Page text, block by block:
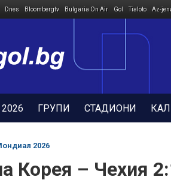
Dnes Bloombergtv Bulgaria On Air Gol Tialoto Az-
ГРУПИ СТАДИОНИ
2026
Корея – Чехия